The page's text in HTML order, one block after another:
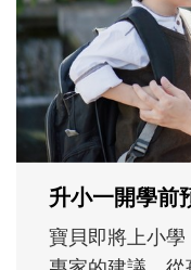
沒有人天生就
次「前所未有
大。從給予安
主、角色認同
正嘗試用不同